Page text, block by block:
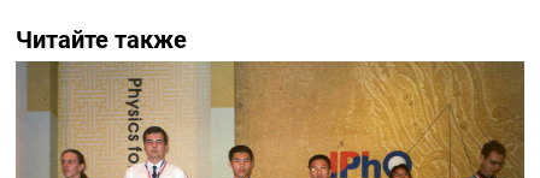
Читайте также